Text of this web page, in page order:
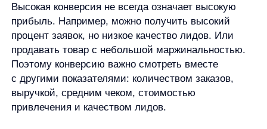
Недостаток доверия.Пользователь может
сомневаться, если не видит отзывов, понятных
условий, гарантий, способов оплаты или
контактов.
ошибки на форме, некорректная работа корзины
или проблемы на мобильных устройствах
могут мешать целевому действию.
Эти причины нужно рассматривать как гипотезы